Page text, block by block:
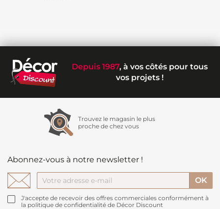
Depuis 1987, à vos côtés pour tous
vos projets !
Trouvez le magasin le plus
proche de chez vous
Abonnez-vous à notre newsletter !
J'accepte de recevoir des offres commerciales conformément à
la politique de confidentialité de Décor Discount